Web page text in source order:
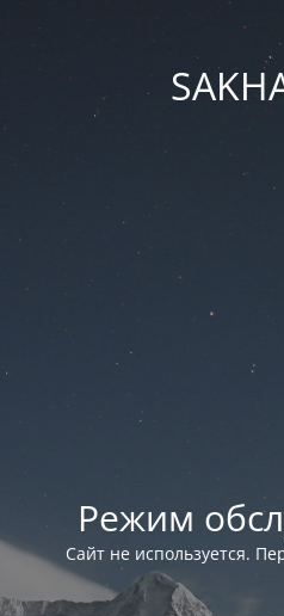
Режим
Сайт не используется.